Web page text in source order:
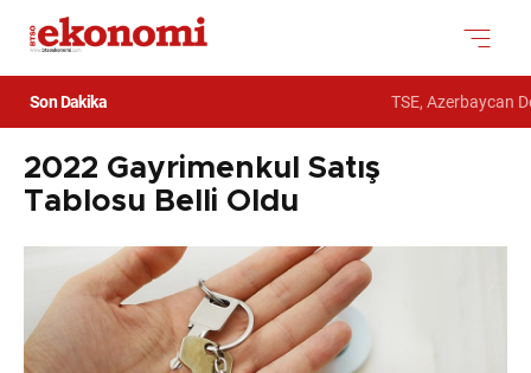
Son Dakika TSE, Azerbaycan
2022 Gayrimenkul Satış
Tablosu Belli Oldu